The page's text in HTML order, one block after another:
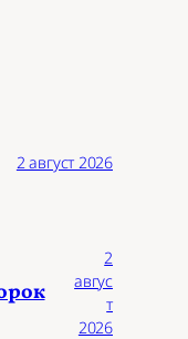
2 август 2026
2
авгус
т
2026